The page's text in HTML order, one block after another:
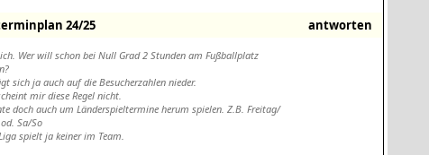
24/25 antworten
Wer will schon bei Null Grad 2 Stunden am Fußballplatz
sich ja auch auf die Besucherzahlen nieder.
mir diese Regel nicht.
doch auch um Länderspieltermine herum spielen. Z.B. Freitag/
Sa/So
spielt ja keiner im Team.